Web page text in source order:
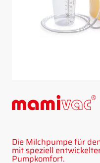
Die Milchpumpe für
mit speziell
Pumpkomfort.